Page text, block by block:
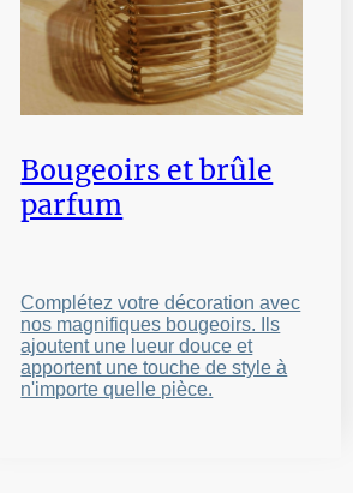
Bougeoirs et brûle
parfum
Complétez votre décoration avec
nos magnifiques bougeoirs. Ils
ajoutent une lueur douce et
apportent une touche de style à
n'importe quelle pièce.